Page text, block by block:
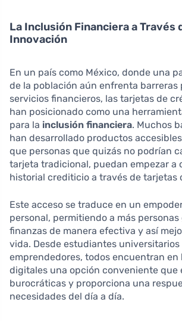
La Inclusión Financiera a Través
Innovación
En un país como México, donde una
de la población aún enfrenta barreras
servicios financieros, las tarjetas de
han posicionado como una
para la inclusión financiera. Muchos
han desarrollado productos
que personas que quizás no podrían
tarjeta tradicional, puedan empezar a
historial crediticio a través de tarjetas
Este acceso se traduce en un
personal, permitiendo a más
finanzas de manera efectiva y así
vida. Desde estudiantes universitarios
emprendedores, todos encuentran en
digitales una opción conveniente que
burocráticas y proporciona una
necesidades del día a día.